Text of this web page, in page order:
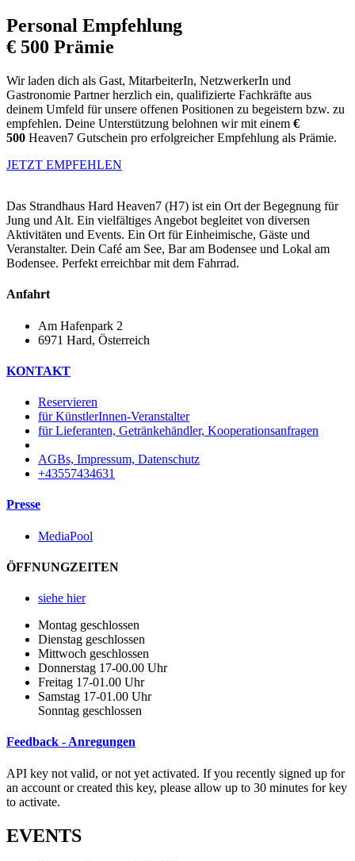
Personal Empfehlung
€ 500 Prämie
Wir laden dich als Gast, MitarbeiterIn, NetzwerkerIn und
Gastronomie Partner herzlich ein, qualifizierte Fachkräfte aus
deinem Umfeld für unsere offenen Positionen zu begeistern bzw. zu
empfehlen. Deine Unterstützung belohnen wir mit einem €
500 Heaven7 Gutschein pro erfolgreicher Empfehlung als Prämie.
JETZT EMPFEHLEN
Das Strandhaus Hard Heaven7 (H7) ist ein Ort der Begegnung für
Jung und Alt. Ein vielfältiges Angebot begleitet von diversen
Aktivitäten und Events. Ein Ort für Einheimische, Gäste und
Veranstalter. Dein Café am See, Bar am Bodensee und Lokal am
Bodensee. Perfekt erreichbar mit dem Fahrrad.
Anfahrt
Am Hafenpark 2
6971 Hard, Österreich​
KONTAKT
Reservieren
für KünstlerInnen-Veranstalter
für Lieferanten, Getränkehändler, Kooperationsanfragen
AGBs, Impressum, Datenschutz
+43557434631
Presse
MediaPool
ÖFFNUNGZEITEN
siehe hier
Montag geschlossen
Dienstag geschlossen
Mittwoch geschlossen
Donnerstag 17-00.00 Uhr
Freitag 17-01.00 Uhr
Samstag 17-01.00 Uhr
Sonntag geschlossen
Feedback - Anregungen
API key not valid, or not yet activated. If you recently signed up for
an account or created this key, please allow up to 30 minutes for key
to activate.
EVENTS